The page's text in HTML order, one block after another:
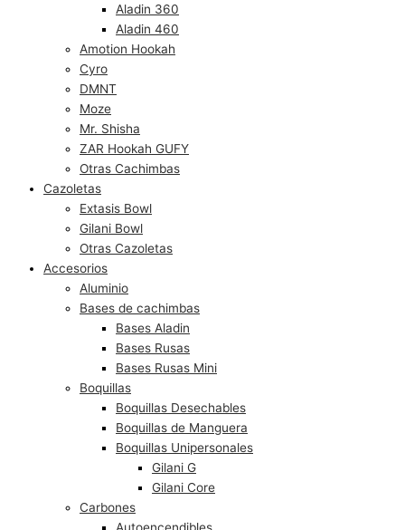
Aladin 360
Aladin 460
Amotion Hookah
Cyro
DMNT
Moze
Mr. Shisha
ZAR Hookah GUFY
Otras Cachimbas
Cazoletas
Extasis Bowl
Gilani Bowl
Otras Cazoletas
Accesorios
Aluminio
Bases de cachimbas
Bases Aladin
Bases Rusas
Bases Rusas Mini
Boquillas
Boquillas Desechables
Boquillas de Manguera
Boquillas Unipersonales
Gilani G
Gilani Core
Carbones
Autoencendibles